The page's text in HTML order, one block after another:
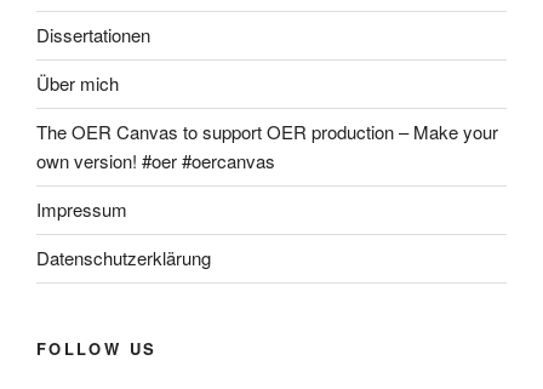
Dissertationen
Über mich
The OER Canvas to support OER production – Make your
own version! #oer #oercanvas
Impressum
Datenschutzerklärung
FOLLOW US